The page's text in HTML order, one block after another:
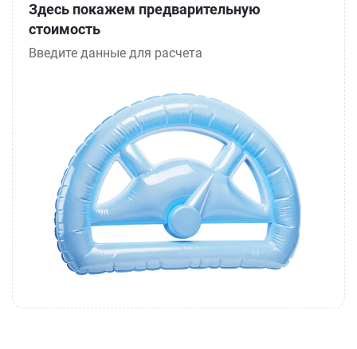
Здесь покажем предварительную
стоимость
Введите данные для расчета